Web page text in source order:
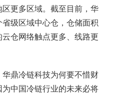
更多区域。截至目前，华
级区域中心仓，仓储面积
仓网络触点更多、线路更
鼎冷链科技为何要不惜财
中国冷链行业的未来必将